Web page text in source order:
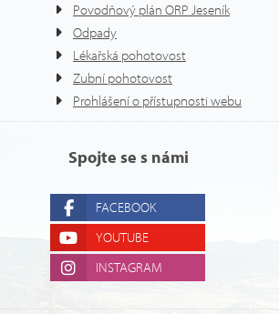
Povodňový plán ORP Jeseník
Odpady
Lékařská pohotovost
Zubní pohotovost
Prohlášení o přístupnosti webu
Spojte se s námi
FACEBOOK
YOUTUBE
INSTAGRAM